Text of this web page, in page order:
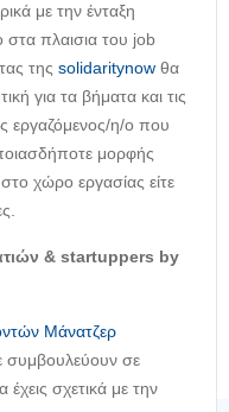
με την ένταξη
στα πλαισια του job
της solidaritynow θα
για τα βήματα και τις
εργαζόμενος/η/ο που
μορφής
χώρο εργασίας είτε
& startuppers by
Μάνατζερ
συμβουλεύουν σε
σχετικά με την